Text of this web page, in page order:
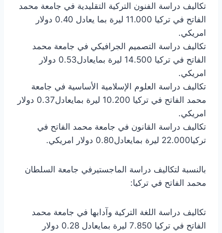
تكاليف دراسة الفنون التركية التقليدية في جامعة محمد
الفاتح في تركيا 11.000 ليرة بما يعادل 0.40 دولار
امريكي.
تكاليف دراسة التصميم الجرافيكي في جامعة محمد
الفاتح في تركيا 14.500 ليرة بمايعادل0.53 دولار
امريكي.
تكاليف دراسة العلوم الإسلامية الأساسية في جامعة
محمد الفاتح في تركيا 10.200 ليرة بمايعادل0.37 دولار
امريكي.
تكاليف دراسة القانون في جامعة محمد الفاتح في
تركيا22.000 ليرة بمايعادل0.80 دولار امريكي.
بالنسبة لتكاليف دراسة الماجستيرفي جامعة السلطان
محمد الفاتح في تركيا:
تكاليف دراسة اللغة التركية وآدابها في جامعة محمد
الفاتح في تركيا 7.850 ليرة بمايعادل 0.28 دولار